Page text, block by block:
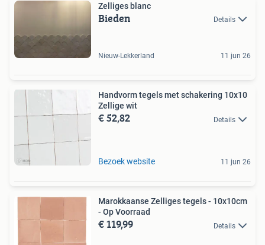
Zelliges blanc
Bieden Details
Nieuw-Lekkerland 11 jun 26
Handvorm tegels met schakering 10x10
Zellige wit
€ 52,82 Details
Bezoek website 11 jun 26
Marokkaanse Zelliges tegels - 10x10cm
- Op Voorraad
€ 119,99 Details